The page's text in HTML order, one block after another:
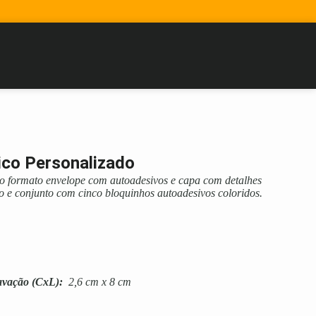
Personalizado
formato envelope com autoadesivos e capa com detalhes
e conjunto com cinco bloquinhos autoadesivos coloridos.
(CxL): 2,6 cm x 8 cm